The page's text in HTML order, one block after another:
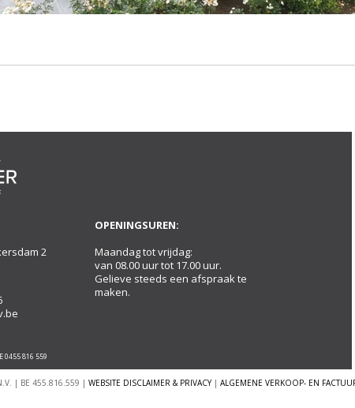
2
0455 816 559
OPENINGSUREN:
Maandag tot vrijdag:
van 08.00 uur tot 17.00 uur.
Gelieve steeds een afspraak te
maken.
| BE 455.816.559 | WEBSITE DISCLAIMER & PRIVACY | ALGEMENE VERKOOP- EN